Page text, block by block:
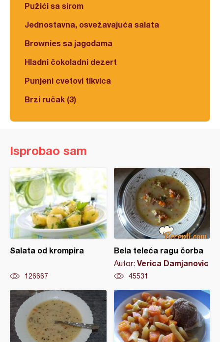
Pužići sa sirom
Jednostavna, osvežavajuća salata
Brownies sa jagodama
Hladni čokoladni dezert
Punjeni cvetovi tikvica
Brzi ručak (3)
Isprobao sam
Salata od krompira
126667
Bela teleća ragu čorba
Autor: Verica Damjanovic
45531